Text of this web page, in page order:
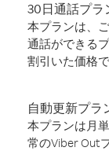
30日通話プラ
本プランは、
通話ができる
割引いた価格
自動更新プラ
本プランは月
常のViber Out